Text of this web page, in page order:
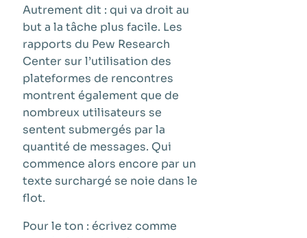
Autrement dit : qui va droit au
but a la tâche plus facile. Les
rapports du Pew Research
Center sur l’utilisation des
plateformes de rencontres
montrent également que de
nombreux utilisateurs se
sentent submergés par la
quantité de messages. Qui
commence alors encore par un
texte surchargé se noie dans le
flot.
Pour le ton : écrivez comme